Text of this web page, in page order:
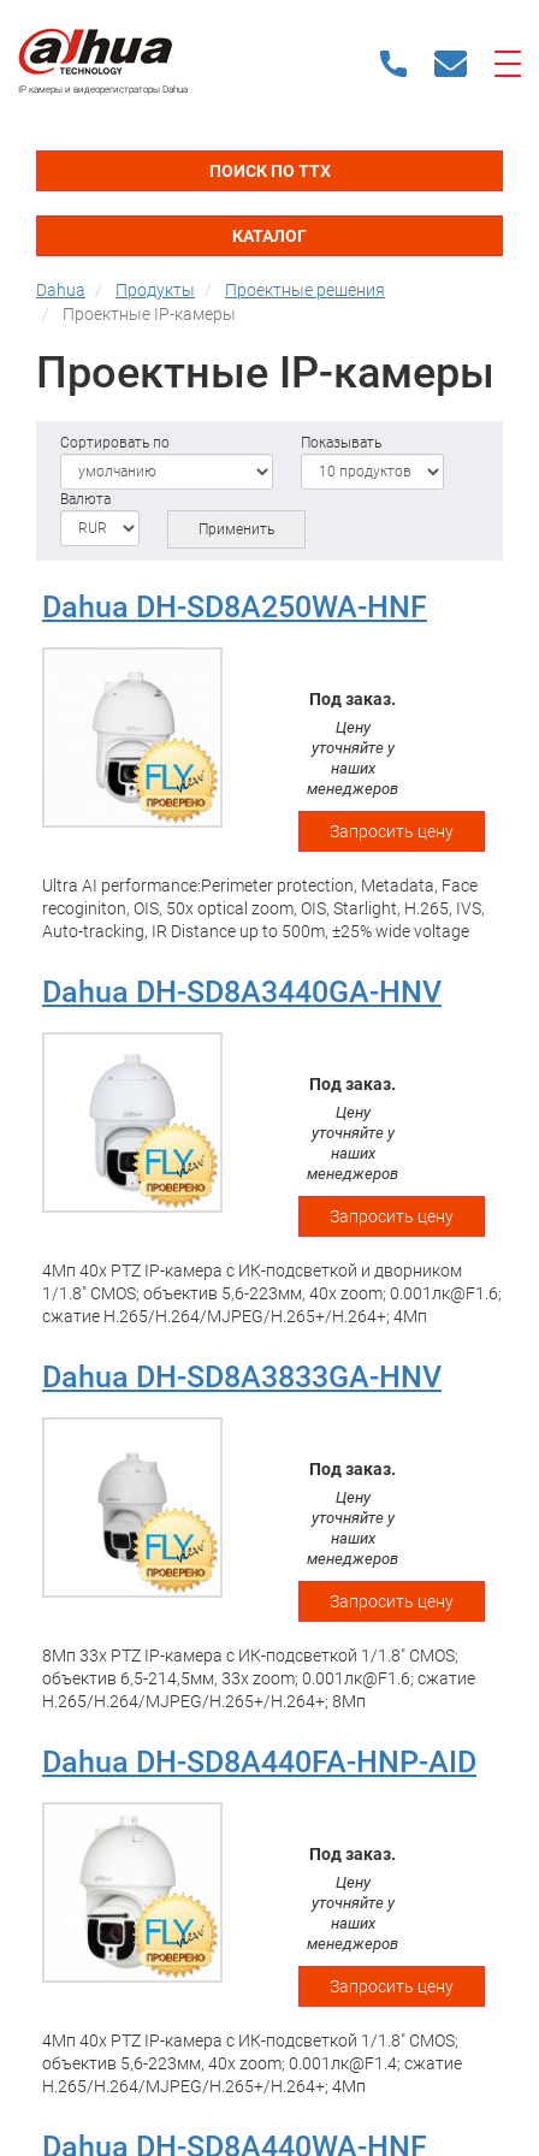
IP камеры и видеорегистраторы Dahua
ПОИСК ПО ТТХ
КАТАЛОГ
Dahua Продукты
Проектные решения
Проектные IP-камеры
Проектные IP-камеры
Сортировать по Показывать
Валюта
Применить
Dahua DH-SD8A250WA-HNF
Ultra AI performance:Perimeter protection, Metadata, Face
recoginiton, OIS, 50x optical zoom, OIS, Starlight, H.265, IVS,
Auto-tracking, IR Distance up to 500m, ±25% wide voltage
Smart wiper equipped with rainsensor, -30°~90° tilt range
Под заказ.
Цену
уточняйте у
наших
менеджеров
Запросить цену
Dahua DH-SD8A3440GA-HNV
4Мп 40х PTZ IP-камера с ИК-подсветкой и дворником
1/1.8" CMOS; объектив 5,6-223мм, 40x zoom; 0.001лк@F1.6;
сжатие H.265/H.264/MJPEG/H.265+/H.264+; 4Мп
DEFOG. ИК-подсветка 500м, Дворник Видеоаналитика:
охрана периметра, автотрекинг, SMD, FD, metadata.
-40 °C...+70°C; IP67, IK10
Под заказ.
Цену
уточняйте у
наших
менеджеров
Запросить цену
Dahua DH-SD8A3833GA-HNV
8Мп 33х PTZ IP-камера с ИК-подсветкой 1/1.8" CMOS;
объектив 6,5-214,5мм, 33x zoom; 0.001лк@F1.6; сжатие
H.265/H.264/MJPEG/H.265+/H.264+; 8Мп
DEFOG. ИК-подсветка 500м Видеоаналитика: охрана
периметра, автотрекинг, SMD, FD, metadata. Интерфейсы:
10M/100M Ethernet. Питание: DC36В/Hi-PoE; -40 °C...+70°C;
IP67, IK10
Под заказ.
Цену
уточняйте у
наших
менеджеров
Запросить цену
Dahua DH-SD8A440FA-HNP-AID
4Мп 40х PTZ IP-камера с ИК-подсветкой 1/1.8" CMOS;
объектив 5,6-223мм, 40x zoom; 0.001лк@F1.4; сжатие
H.265/H.264/MJPEG/H.265+/H.264+; 4Мп
DEFOG. ИК-подсветка 500м Видеоаналитика: Покрытие 8
Под заказ.
Цену
уточняйте у
наших
менеджеров
Запросить цену
Dahua DH-SD8A440WA-HNF